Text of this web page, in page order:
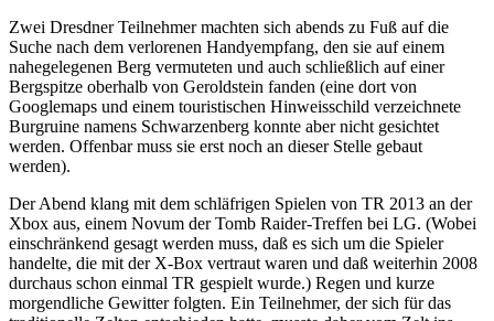
Zwei Dresdner Teilnehmer machten sich abends zu Fuß auf die
Suche nach dem verlorenen Handyempfang, den sie auf einem
nahegelegenen Berg vermuteten und auch schließlich auf einer
Bergspitze oberhalb von Geroldstein fanden (eine dort von
Googlemaps und einem touristischen Hinweisschild verzeichnete
Burgruine namens Schwarzenberg konnte aber nicht gesichtet
werden. Offenbar muss sie erst noch an dieser Stelle gebaut
werden).
Der Abend klang mit dem schläfrigen Spielen von TR 2013 an der
Xbox aus, einem Novum der Tomb Raider-Treffen bei LG. (Wobei
einschränkend gesagt werden muss, daß es sich um die Spieler
handelte, die mit der X-Box vertraut waren und daß weiterhin 2008
durchaus schon einmal TR gespielt wurde.) Regen und kurze
morgendliche Gewitter folgten. Ein Teilnehmer, der sich für das